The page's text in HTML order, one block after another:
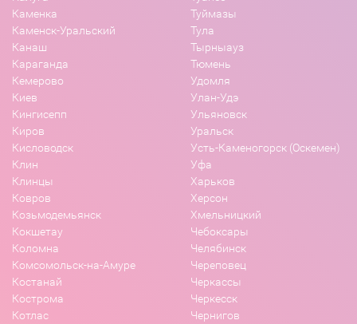
Каменка
Каменск-Уральский
Канаш
Караганда
Кемерово
Киев
Кингисепп
Киров
Кисловодск
Клин
Клинцы
Ковров
Козьмодемьянск
Кокшетау
Коломна
Комсомольск-на-Амуре
Костанай
Кострома
Котлас
Туймазы
Тула
Тырныауз
Тюмень
Удомля
Улан-Удэ
Ульяновск
Уральск
Усть-Каменогорск (Оскемен)
Уфа
Харьков
Херсон
Хмельницкий
Чебоксары
Челябинск
Череповец
Черкассы
Черкесск
Чернигов